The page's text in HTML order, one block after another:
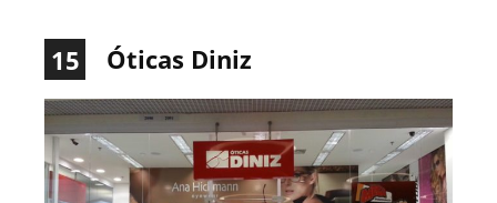
15 Óticas Diniz